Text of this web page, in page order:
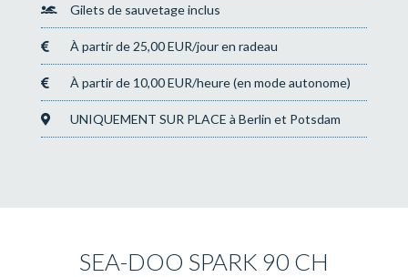
Gilets de sauvetage inclus
À partir de 25,00 EUR/jour en radeau
À partir de 10,00 EUR/heure (en mode autonome)
UNIQUEMENT SUR PLACE à Berlin et Potsdam
SEA-DOO SPARK 90 CH